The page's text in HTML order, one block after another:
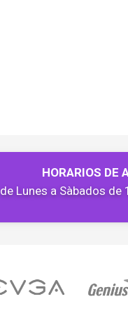
HORARIOS DE
de Lunes a Sàbados